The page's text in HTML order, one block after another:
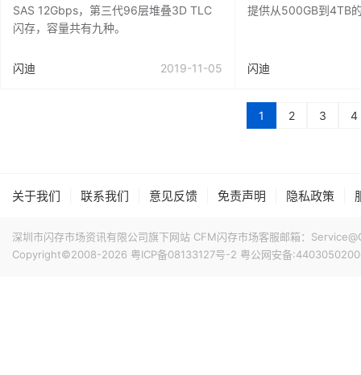
SAS 12Gbps，第三代96层堆叠3D TLC
闪存，容量共有九种。
闪迪 2019-11-05
提供从500GB到4TB
闪迪
1 2 3 4
关于我们 联系我们 意见反馈 免责声明 隐私政策
深圳市闪存市场资讯有限公司旗下网站 CFM闪存市场客服邮箱：
Copyright©2008-2026 粤ICP备08133127号-2 粤公网安备